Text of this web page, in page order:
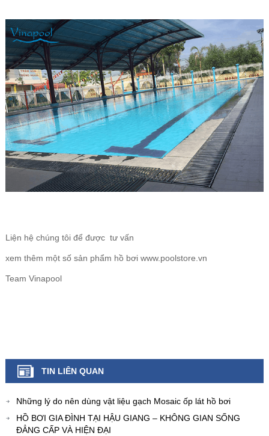
Liện hệ chúng tôi để được tư vấn
xem thêm một số sản phẩm hồ bơiwww.poolstore.vn
Team Vinapool
TIN LIÊN QUAN
Những lý do nên dùng vật liệu gạch Mosaic ốp lát hồ bơi
HỒ BƠI GIA ĐÌNH TẠI HẬU GIANG – KHÔNG GIAN SỐNG
ĐẲNG CẤP VÀ HIỆN ĐẠI